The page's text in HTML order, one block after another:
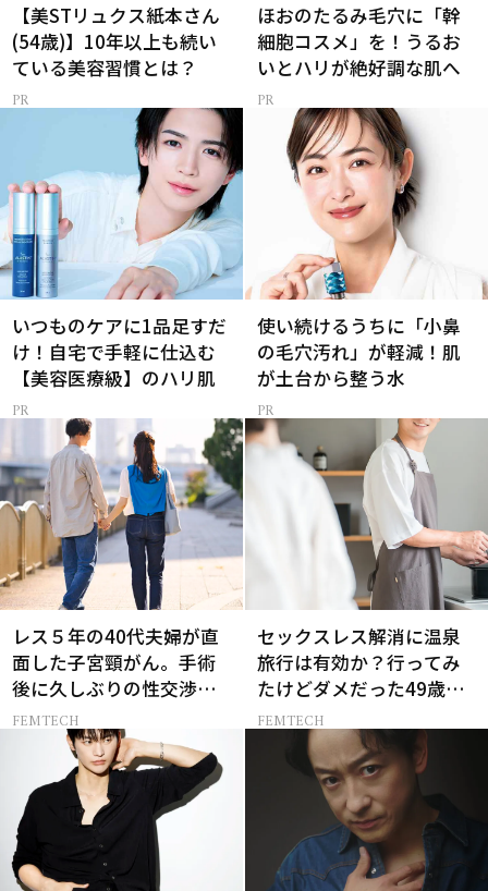
【美STリュクス紙本さん
(54歳)】10年以上も続い
ている美容習慣とは？
ほおのたるみ毛穴に「幹
細胞コスメ」を！うるお
いとハリが絶好調な肌へ
いつものケアに1品足すだ
け！自宅で手軽に仕込む
【美容医療級】のハリ肌
使い続けるうちに「小鼻
の毛穴汚れ」が軽減！肌
が土台から整う水
レス５年の40代夫婦が直
面した子宮頸がん。手術
後に久しぶりの性交渉を
試しみたら…
FEMTECH
セックスレス解消に温泉
旅行は有効か？行ってみ
たけどダメだった49歳妻
の「思わぬ収穫」
FEMTECH